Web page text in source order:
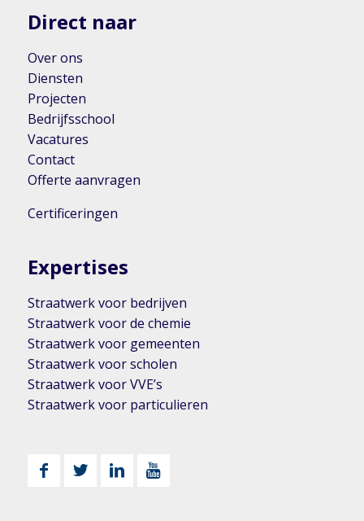
Direct naar
Over ons
Diensten
Projecten
Bedrijfsschool
Vacatures
Contact
Offerte aanvragen
Certificeringen
Expertises
Straatwerk voor bedrijven
Straatwerk voor de chemie
Straatwerk voor gemeenten
Straatwerk voor scholen
Straatwerk voor VVE’s
Straatwerk voor particulieren